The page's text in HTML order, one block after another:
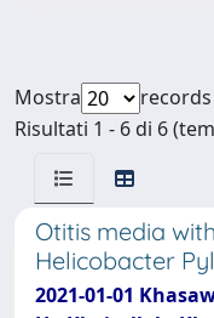
Mostra
records
Risultati 1 - 6 di 6
Otitis media
Helicobacter
2021-01-01